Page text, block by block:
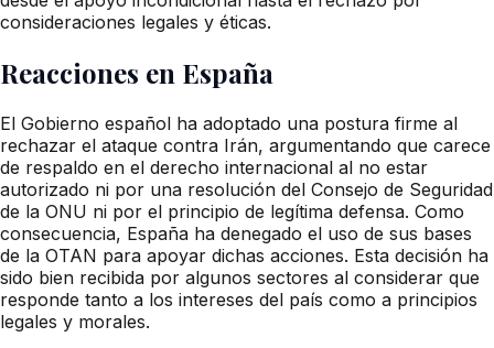
consideraciones legales y éticas.
Reacciones en España
El Gobierno español ha adoptado una postura firme al
rechazar el ataque contra Irán, argumentando que carece
de respaldo en el derecho internacional al no estar
autorizado ni por una resolución del Consejo de Seguridad
de la ONU ni por el principio de legítima defensa. Como
consecuencia, España ha denegado el uso de sus bases
de la OTAN para apoyar dichas acciones. Esta decisión ha
sido bien recibida por algunos sectores al considerar que
responde tanto a los intereses del país como a principios
legales y morales.